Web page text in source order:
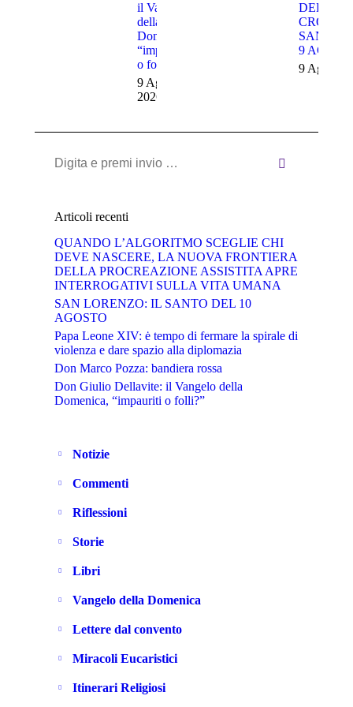
il Vangelo
della
Domenica,
“impauriti
o folli?”
9 Agosto
2026
DELLA
CROCE:
SANTA
9
9 Agosto
Cerca:
Articoli recenti
QUANDO L’ALGORITMO SCEGLIE CHI
DEVE NASCERE, LA NUOVA FRONTIERA
DELLA PROCREAZIONE ASSISTITA APRE
INTERROGATIVI SULLA VITA UMANA
SAN LORENZO: IL SANTO DEL 10
AGOSTO
Papa Leone XIV: ė tempo di fermare la spirale di
violenza e dare spazio alla diplomazia
Don Marco Pozza: bandiera rossa
Don Giulio Dellavite: il Vangelo della
Domenica, “impauriti o folli?”
Notizie
Commenti
Riflessioni
Storie
Libri
Vangelo della Domenica
Lettere dal convento
Miracoli Eucaristici
Itinerari Religiosi